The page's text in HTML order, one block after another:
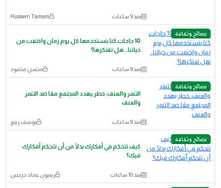
منذ 9 ساعات Hussein Tamam
نصائح وثقافة
10 حاجات كنا بنستخدمها كل يوم زمان واختفت من
حياتنا.. هل تفتكرها؟
منذ 9 ساعات محسن محمود
نصائح وثقافة
التنمر والعنف: خطر يهدد المجتمع معًا ضد التنمر
والعنف
منذ 9 ساعات يوسف ربيع
نصائح وثقافة
كيف تتحكم في أفكارك بدلًا من أن تتحكم أفكارك
فيك؟
منذ 10 ساعات ريمون عماد جرجس